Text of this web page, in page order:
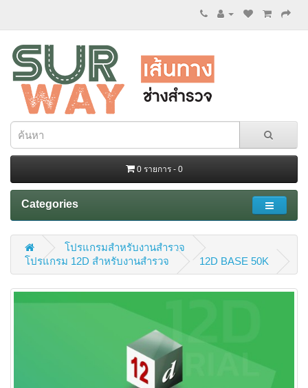
0 รายการ - 0
Categories
โปรแกรมสำหรับงานสำรวจ
โปรแกรม 12D สำหรับงานสำรวจ
12D BASE 50K